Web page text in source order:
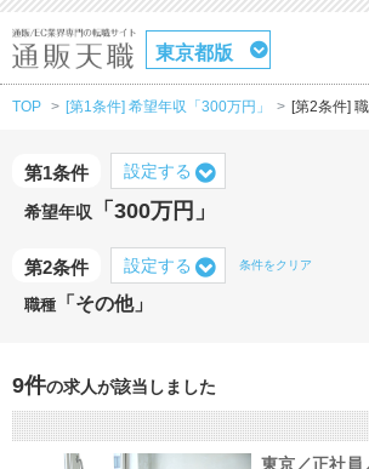
東京都版
TOP [第1条件] 希望年収「300万円」 [第2条件]
第1条件
希望年収 「300万円」
設定する
第2条件
職種 「その他」
設定する 条件をクリア
9件の求人が該当しました
東京／正社員